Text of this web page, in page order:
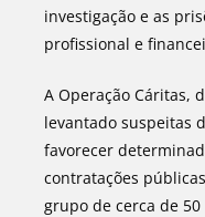
investigação e as
profissional e
A Operação Cáritas,
levantado suspeitas
favorecer
contratações
grupo de cerca de